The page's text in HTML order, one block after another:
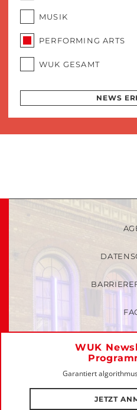
MUSIK
PERFORMING ARTS
WUK GESAMT
NEWS
WUK
Garantiert
JETZT